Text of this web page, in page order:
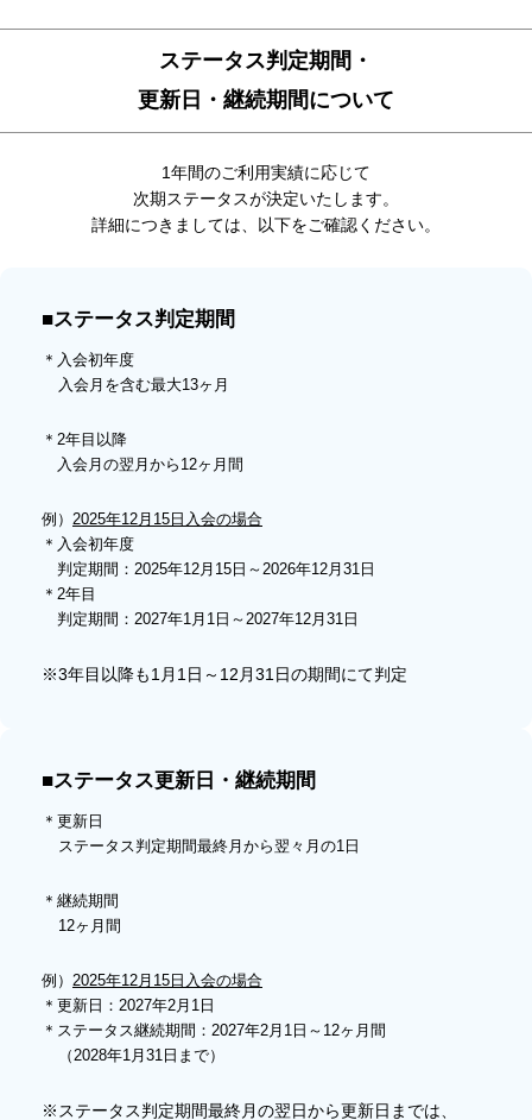
ステータス判定期間・
更新日・継続期間について
1年間のご利用実績に応じて
次期ステータスが決定いたします。
詳細につきましては、以下をご確認ください。
■ステータス判定期間
＊入会初年度
入会月を含む最大13ヶ月
＊2年目以降
入会月の翌月から12ヶ月間
例） 2025年12月15日入会の場合
＊入会初年度
判定期間：2025年12月15日～2026年12月31日
＊2年目
判定期間：2027年1月1日～2027年12月31日
※3年目以降も1月1日～12月31日の期間にて判定
■ステータス更新日・継続期間
＊更新日
ステータス判定期間最終月から翌々月の1日
＊継続期間
12ヶ月間
例） 2025年12月15日入会の場合
＊更新日：2027年2月1日
＊ステータス継続期間：2027年2月1日～12ヶ月間
（2028年1月31日まで）
※ステータス判定期間最終月の翌日から更新日までは、